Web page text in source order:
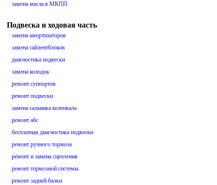
замена масла в МКПП
Подвеска и ходовая часть
замена амортизаторов
замена сайлентблоков
диагностика подвески
замена колодок
ремонт суппортов
ремонт подвески
замена сальника коленвала
ремонт абс
бесплатная диагностика подвески
ремонт ручного тормоза
ремонт и замена сцепления
ремонт тормозной системы
ремонт задней балки